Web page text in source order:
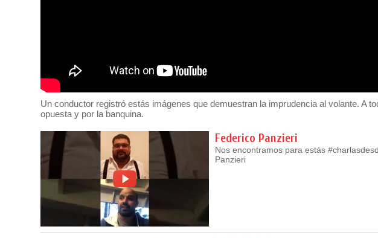
Un conductor registró estás imágenes que demuestran la imprudencia al volante. A
opuesta y por la banquina.
Federico Panzieri
Nos encontramos para estás
Panzieri